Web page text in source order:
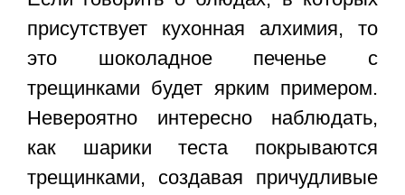
присутствует кухонная алхимия, то
это шоколадное печенье с
трещинками будет ярким примером.
Невероятно интересно наблюдать,
как шарики теста покрываются
трещинками, создавая причудливые